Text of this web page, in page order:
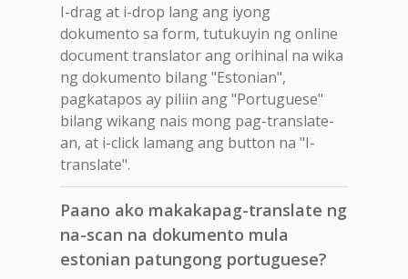
I-drag at i-drop lang ang iyong
dokumento sa form, tutukuyin ng online
document translator ang orihinal na wika
ng dokumento bilang "Estonian",
pagkatapos ay piliin ang "Portuguese"
bilang wikang nais mong pag-translate-
an, at i-click lamang ang button na "I-
translate".
Paano ako makakapag-translate ng
na-scan na dokumento mula
estonian patungong portuguese?